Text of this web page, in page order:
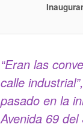
“Eran las
calle
pasado en la
Avenida 69